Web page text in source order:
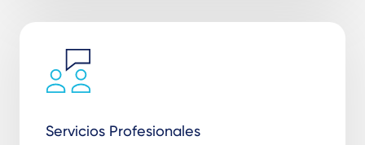
Servicios Profesionales